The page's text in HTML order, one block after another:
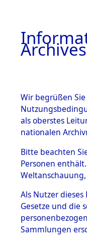
BESTÄNDE
1.
mente
1.2.9 Beim ITS
Effekten
1.2.9.1
Effekten
dem KZ
Dachau
Archives
Wir begrüßen
als oberstes
nationalen
Bitte beachten
Personen
Als Nutzer
Gesetze und die
Sammlungen